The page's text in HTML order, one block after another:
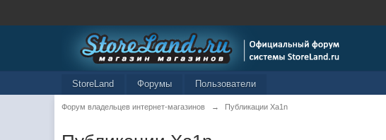
StoreLand Форумы Пользователи
Форум владельцев интернет-магазинов → Публикации Xa1n